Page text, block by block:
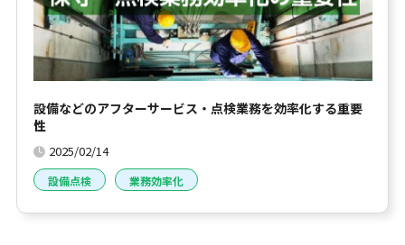
設備などのアフターサービス・点検業務を効率化する重要
性
2025/02/14
設備点検 業務効率化